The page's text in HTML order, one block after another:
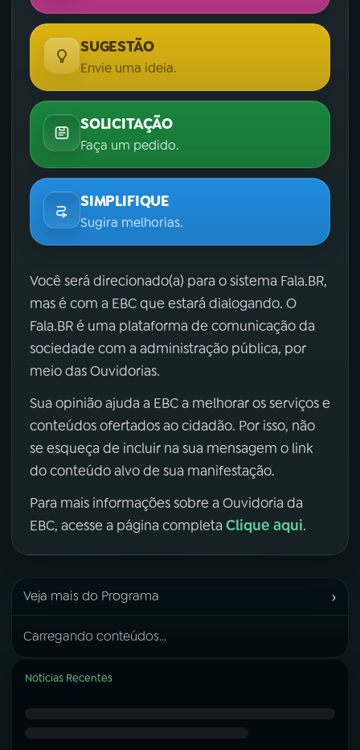
SUGESTÃO
Envie uma ideia.
SOLICITAÇÃO
Faça um pedido.
SIMPLIFIQUE
Sugira melhorias.
Você será direcionado(a) para o sistema Fala.BR,
mas é com a EBC que estará dialogando. O
Fala.BR é uma plataforma de comunicação da
sociedade com a administração pública, por
meio das Ouvidorias.
Sua opinião ajuda a EBC a melhorar os serviços e
conteúdos ofertados ao cidadão. Por isso, não
se esqueça de incluir na sua mensagem o link
do conteúdo alvo de sua manifestação.
Para mais informações sobre a Ouvidoria da
EBC, acesse a página completa Clique aqui.
Veja mais do Programa ›
Carregando conteúdos...
Notícias Recentes